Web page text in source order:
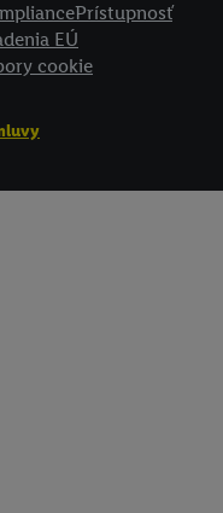
Prístupnosť
EÚ
cookie